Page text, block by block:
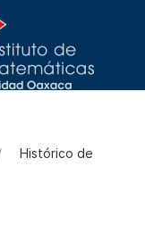
Histórico de